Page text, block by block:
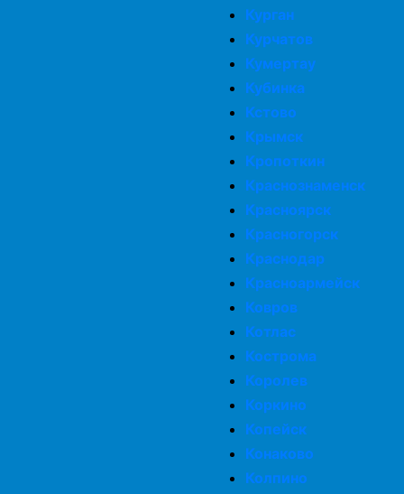
Курган
Курчатов
Кумертау
Кубинка
Кстово
Крымск
Кропоткин
Краснознаменск
Красноярск
Красногорск
Краснодар
Красноармейск
Ковров
Котлас
Кострома
Королев
Коркино
Копейск
Конаково
Колпино